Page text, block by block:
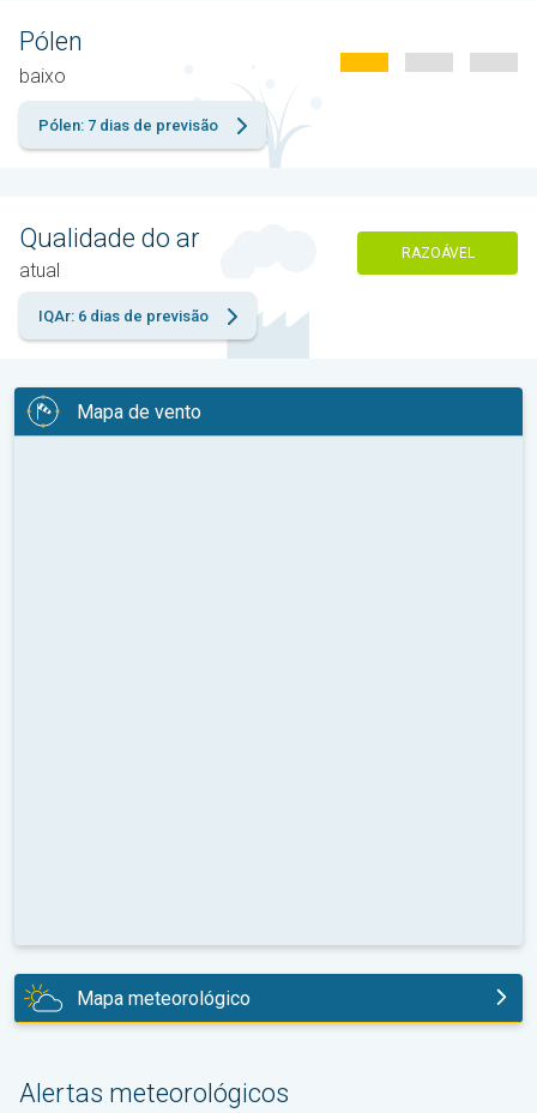
Pólen
baixo
Pólen: 7 dias de previsão
Qualidade do ar
atual
RAZOÁVEL
IQAr: 6 dias de previsão
Mapa de vento
Mapa meteorológico
Alertas meteorológicos